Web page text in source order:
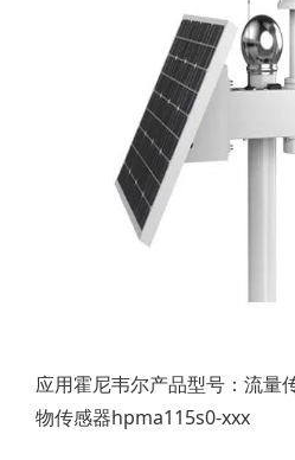
应用霍尼韦尔产品型号：流量
物传感器hpma115s0-xxx